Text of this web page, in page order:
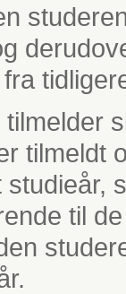
tilmeldt
til